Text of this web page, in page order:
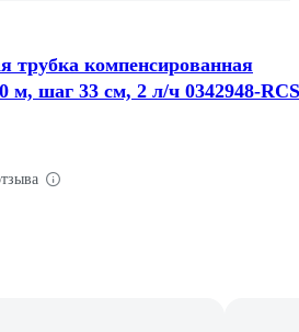
трубка компенсированная
м, шаг 33 см, 2 л/ч 0342948-RCS